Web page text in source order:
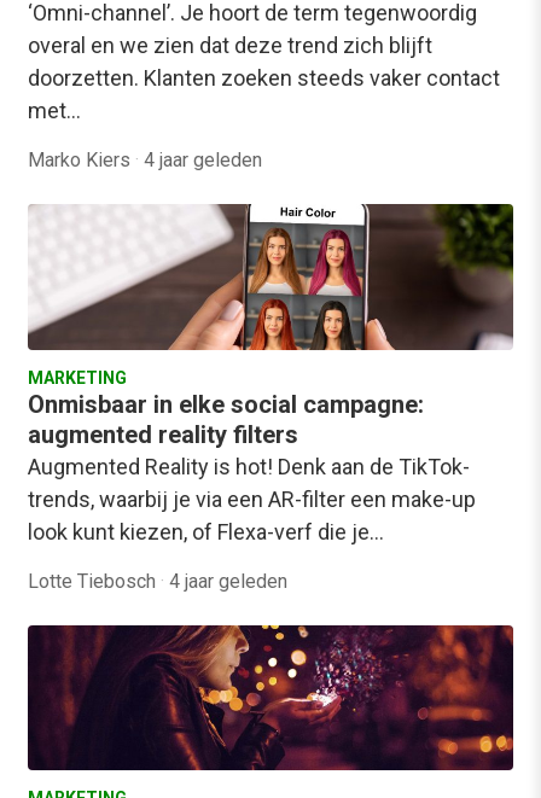
‘Omni-channel’. Je hoort de term tegenwoordig
overal en we zien dat deze trend zich blijft
doorzetten. Klanten zoeken steeds vaker contact
met…
Marko Kiers · 4 jaar geleden
MARKETING
Onmisbaar in elke social campagne:
augmented reality filters
Augmented Reality is hot! Denk aan de TikTok-
trends, waarbij je via een AR-filter een make-up
look kunt kiezen, of Flexa-verf die je…
Lotte Tiebosch · 4 jaar geleden